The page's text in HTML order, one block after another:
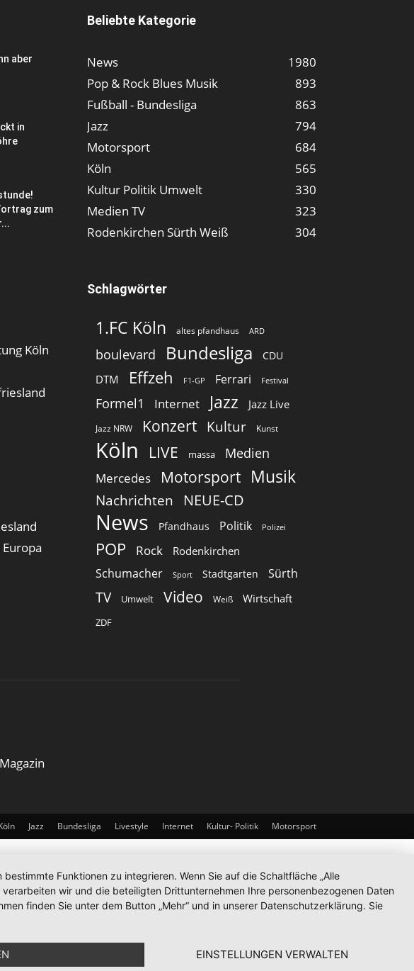
aber
in
zum
Köln
Beliebte Kategorie
News
1980
Pop & Rock Blues Musik
893
Fußball - Bundesliga
863
Jazz
794
Motorsport
684
Köln
565
Kultur Politik Umwelt
330
Medien TV
323
Rodenkirchen Sürth Weiß
304
Schlagwörter
1.FC Köln altes pfandhaus ARD
boulevard Bundesliga CDU
DTM Effzeh F1-GP Ferrari Festival
Formel1 Internet Jazz Jazz Live
Jazz NRW Konzert Kultur Kunst
Köln LIVE massa Medien
Mercedes Motorsport Musik
Nachrichten NEUE-CD
News Pfandhaus Politik Polizei
POP Rock Rodenkirchen
Schumacher Sport Stadtgarten Sürth
TV Umwelt Video Weiß Wirtschaft
ZDF
Jazz Bundesliga Livestyle Internet Kultur- Politik Motorsport
Funktionen zu integrieren. Wenn Sie auf die Schaltfläche „Alle
wir und die beteiligten Drittunternehmen Ihre personenbezogenen Daten
finden Sie unter dem Button „Mehr“ und in unserer Datenschutzerklärung. Sie
EINSTELLUNGEN VERWALTEN